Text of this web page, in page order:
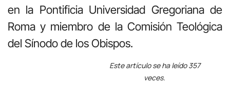
en la Pontificia Universidad Gregoriana de
Roma y miembro de la Comisión Teológica
del Sínodo de los Obispos.
Este artículo se ha leído 357
veces.